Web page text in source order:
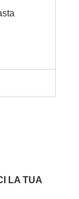
LA TUA